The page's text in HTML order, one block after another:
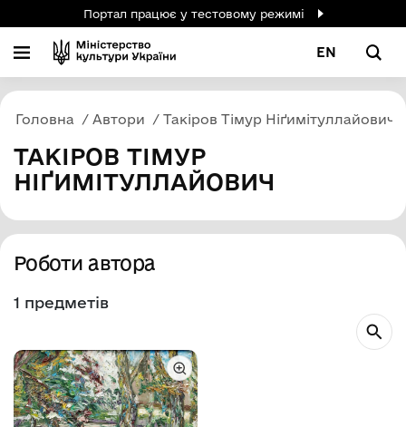
Портал працює у тестовому режимі
EN
Головна Автори Такіров Тімур Ніґимітуллайович
ТАКІРОВ ТІМУР
НІҐИМІТУЛЛАЙОВИЧ
Роботи автора
1 предметів